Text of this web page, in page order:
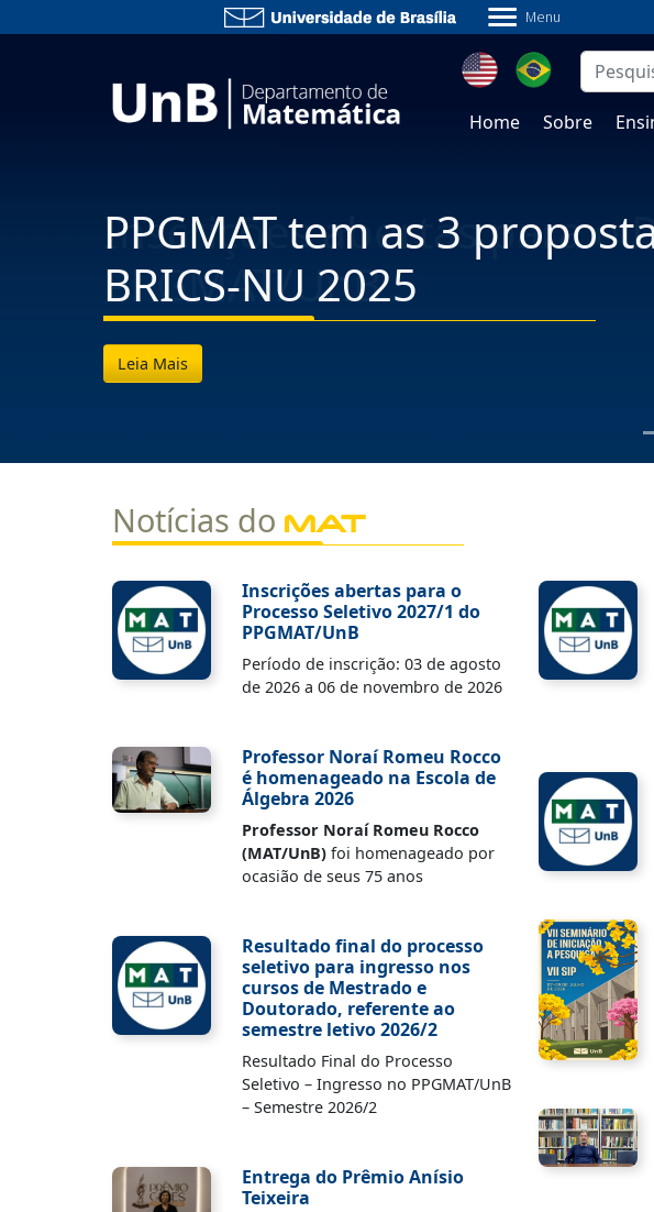
Menu
Home Sobre Ensino Pesquisa Extensão Pessoas
Home Sobre
PPGMAT tem as 3
BRICS-NU 2025
Leia Mais
Notícias do MAT
Inscrições abertas para o
Processo Seletivo 2027/1 do
PPGMAT/UnB
Período de inscrição: 03 de agosto
de 2026 a 06 de novembro de 2026
Professor Noraí Romeu Rocco
é homenageado na Escola de
Álgebra 2026
Professor Noraí Romeu Rocco
(MAT/UnB) foi homenageado por
ocasião de seus 75 anos
Resultado final do processo
seletivo para ingresso nos
cursos de Mestrado e
Doutorado, referente ao
semestre letivo 2026/2
Resultado Final do Processo
Seletivo – Ingresso no PPGMAT/UnB
– Semestre 2026/2
Entrega do Prêmio Anísio
Teixeira